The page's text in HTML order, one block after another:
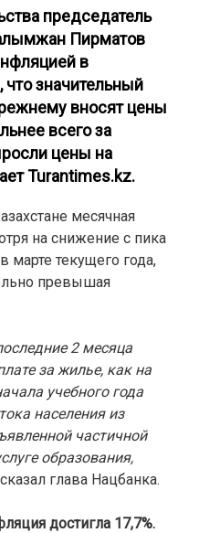
председатель
Пирматов
в
что значительный
вносят цены
всего за
цены на
Turantimes.kz.
месячная
на снижение с пика
марте текущего года,
превышая
2 месяца
за жилье, как на
учебного года
населения из
частичной
образования,
глава Нацбанка.
достигла 17,7%.